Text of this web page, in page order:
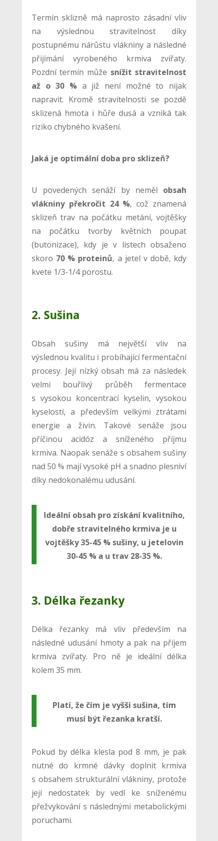
Termín sklizně má naprosto zásadní vliv
na výslednou stravitelnost díky
postupnému nárůstu vlákniny a následné
přijímání vyrobeného krmiva zvířaty.
Pozdní termín může snížit stravitelnost
až o 30 %a již není možné to nijak
napravit. Kromě stravitelnosti se pozdě
sklizená hmota i hůře dusá a vzniká tak
riziko chybného kvašení.
Jaká je optimální doba pro sklizeň?
U povedených senáží by neměl obsah
vlákniny překročit 24 %, což znamená
sklizeň trav na počátku metání, vojtěšky
na počátku tvorby květních poupat
(butonizace), kdy je v listech obsaženo
skoro 70 % proteinů, a jetel v době, kdy
kvete 1/3-1/4 porostu.
2. Sušina
Obsah sušiny má největší vliv na
výslednou kvalitu i probíhající fermentační
procesy. Její nízký obsah má za následek
velmi bouřlivý průběh fermentace
s vysokou koncentrací kyselin, vysokou
kyselostí, a především velkými ztrátami
energie a živin. Takové senáže jsou
příčinou acidóz a sníženého příjmu
krmiva. Naopak senáže s obsahem sušiny
nad 50 % mají vysoké pH a snadno plesniví
díky nedokonalému udusání.
Ideální obsah pro získání kvalitního,
dobře stravitelného krmiva je u
vojtěšky 35-45 % sušiny, u jetelovin
30-45 % a u trav 28-35 %.
3. Délka řezanky
Délka řezanky má vliv především na
následné udusání hmoty a pak na příjem
krmiva zvířaty. Pro ně je ideální délka
kolem 35 mm.
Platí, že čím je vyšší sušina, tím
musí být řezanka kratší.
Pokud by délka klesla pod 8 mm, je pak
nutné do krmné dávky doplnit krmiva
s obsahem strukturální vlákniny, protože
její nedostatek by vedl ke sníženému
přežvykování s následnými metabolickými
poruchami.